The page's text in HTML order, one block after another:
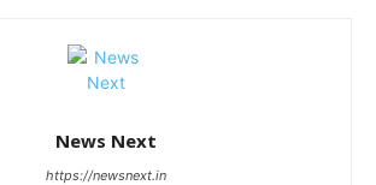
News Next
https://newsnext.in